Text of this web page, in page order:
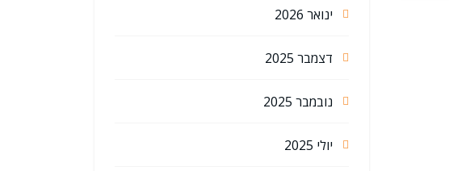
ינואר 2026
דצמבר 2025
נובמבר 2025
יולי 2025